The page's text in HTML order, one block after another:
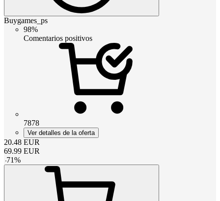
Buygames_ps
98%
Comentarios positivos
7878
Ver detalles de la oferta
20.48 EUR
69.99 EUR
-71%